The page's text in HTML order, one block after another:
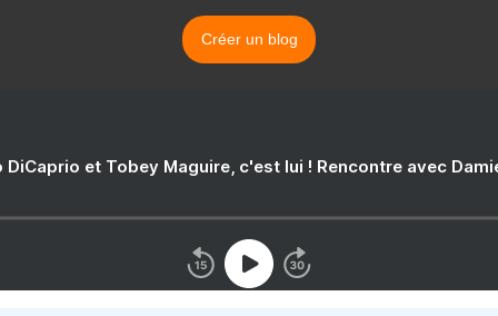
Créer un blog
DiCaprio et Tobey Maguire, c'est lui ! Rencontre avec